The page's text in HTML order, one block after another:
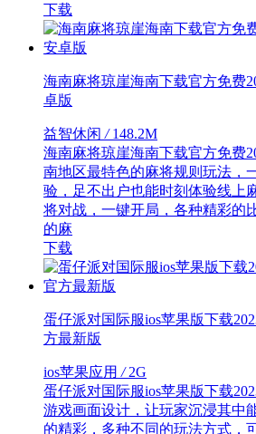
下载
海南麻将琼崖海南下载官方免费
卓版
益智休闲 /148.2M
海南麻将琼崖海南下载官方免费
南地区最特色的麻将规则玩法，
验，足不出户也能时刻体验线上
将对战，一键开局，各种精彩的
的麻
下载
蛋仔派对国际服ios苹果版下载
方最新版
ios苹果应用 /2G
蛋仔派对国际服ios苹果版下载
游戏画面设计，让玩家沉浸其中
的精彩，多种不同的玩法方式，